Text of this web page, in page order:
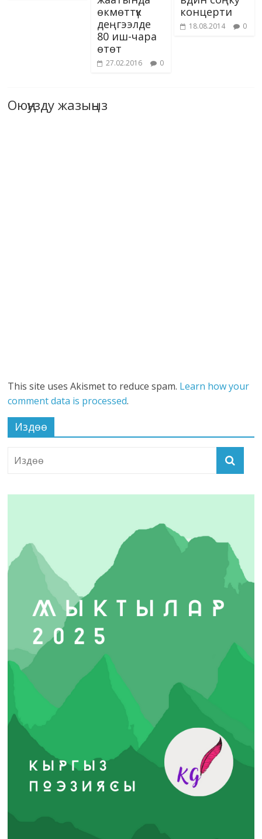
өкмөттүк
деңгээлде
80 иш-чара
өтөт
27.02.2016 0
концерти
18.08.2014 0
Оюңузду жазыңыз
This site uses Akismet to reduce spam. Learn how your
comment data is processed.
Издөө